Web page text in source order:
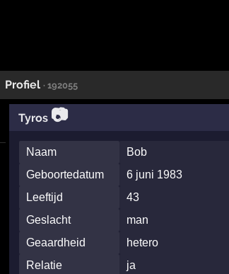
Profiel · 192055
Tyros 📷
Naam
Bob
Geboortedatum
6 juni 1983
Leeftijd
43
Geslacht
man
Geaardheid
hetero
Relatie
ja